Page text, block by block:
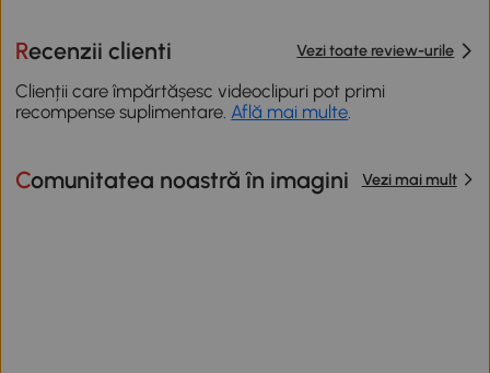
Recenzii clienti Vezi toate review-urile
Clienții care împărtășesc videoclipuri pot primi
recompense suplimentare. Află mai multe.
Comunitatea noastră în imagini Vezi mai mult